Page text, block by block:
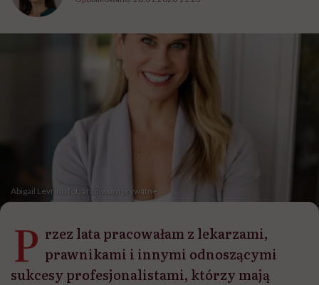
Abigail Levrini /fot. archiwum prywatne
P rzez lata pracowałam z lekarzami,
prawnikami i innymi odnoszącymi
sukcesy profesjonalistami, którzy mają